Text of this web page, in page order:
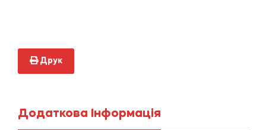
Друк
Додаткова Інформація